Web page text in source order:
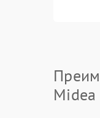
Midea